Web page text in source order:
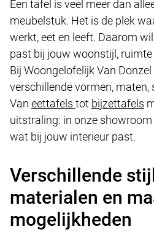
Een tafel is veel meer dan
meubelstuk. Het is de plek
werkt, eet en leeft. Daarom
past bij jouw woonstijl,
Bij Woongelofelijk Van
verschillende vormen, maten,
Van eettafels tot bijzettafels
uitstraling: in onze showroom
wat bij jouw interieur past.
Verschillende
materialen en
mogelijkheden